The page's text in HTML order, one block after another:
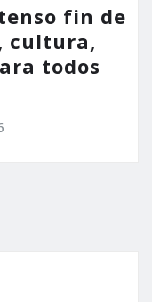
fin de
cultura,
todos